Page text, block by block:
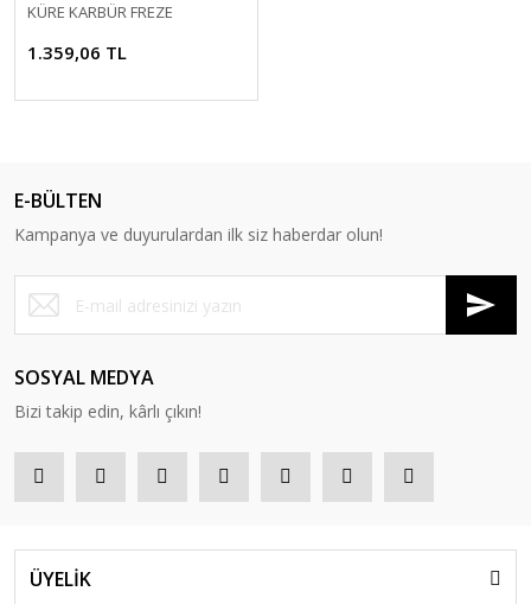
KÜRE KARBÜR FREZE
1.359,06 TL
E-BÜLTEN
Kampanya ve duyurulardan ilk siz haberdar olun!
SOSYAL MEDYA
Bizi takip edin, kârlı çıkın!
ÜYELİK